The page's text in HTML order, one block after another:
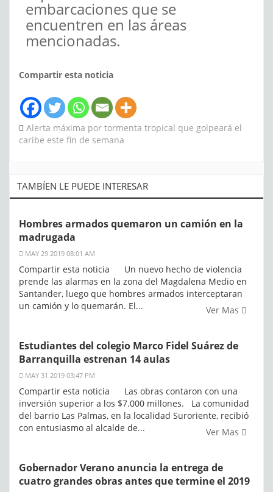
embarcaciones que se
encuentren en las áreas
mencionadas.
Compartir esta noticia
Alerta máxima por tormenta tropical que golpeará el
caribe este fin de semana
TAMBÍEN LE PUEDE INTERESAR
Hombres armados quemaron un camión en la
madrugada
MAY 29 2019 08:01 AM
Compartir esta noticia Un nuevo hecho de violencia
prende las alarmas en la zona del Magdalena Medio en
Santander, luego que hombres armados interceptaran
un camión y lo quemarán. El...
Ver Mas
Estudiantes del colegio Marco Fidel Suárez de
Barranquilla estrenan 14 aulas
MAY 31 2019 03:47 PM
Compartir esta noticia Las obras contaron con una
inversión superior a los $7.000 millones. La comunidad
del barrio Las Palmas, en la localidad Suroriente, recibió
con entusiasmo al alcalde de...
Ver Mas
Gobernador Verano anuncia la entrega de
cuatro grandes obras antes que termine el 2019